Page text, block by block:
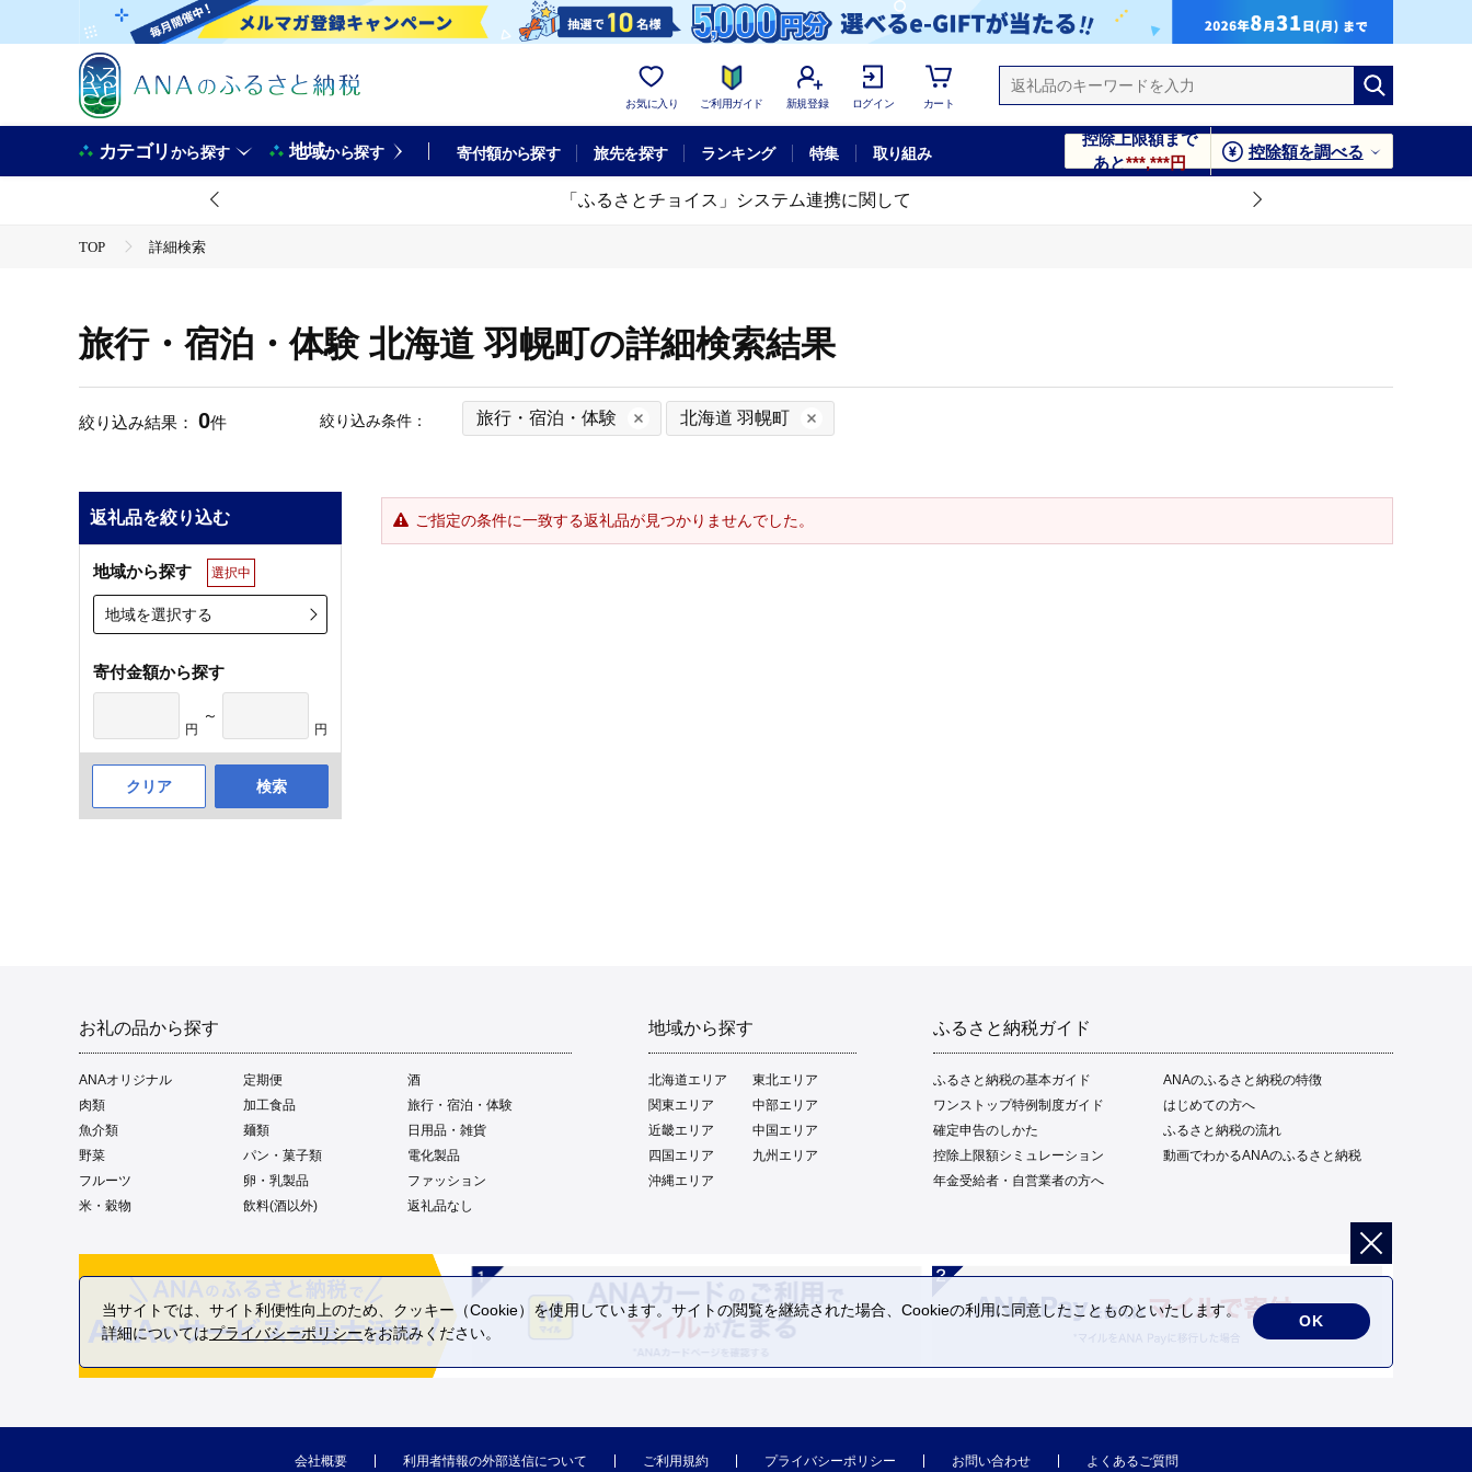
お気に入り ご利用ガイド 新規登録 ログイン カート
カテゴリから探す 地域から探す 寄付額から探す 旅先を探す ランキング 特集 取り組み
控除上限額まで
あと***,***円
控除額を調べる
「ふるさとチョイス」システム連携に関して
TOP 詳細検索
旅行・宿泊・体験 北海道 羽幌町の詳細検索結果
絞り込み結果： 0件 絞り込み条件： 旅行・宿泊・体験 北海道 羽幌町
返礼品を絞り込む
地域から探す 選択中
地域を選択する
寄付金額から探す
円
～
円
クリア 検索
ご指定の条件に一致する返礼品が見つかりませんでした。
お礼の品から探す
ANAオリジナル 定期便
酒
肉類
加工食品
旅行・宿泊・体験
魚介類
麺類
日用品・雑貨
野菜
パン・菓子類
電化製品
フルーツ
卵・乳製品
ファッション
米・穀物
飲料(酒以外) 返礼品なし
地域から探す
北海道エリア
東北エリア
関東エリア
中部エリア
近畿エリア
中国エリア
四国エリア
九州エリア
沖縄エリア
ふるさと納税ガイド
ふるさと納税の基本ガイド
ANAのふるさと納税の特徴
ワンストップ特例制度ガイド
はじめての方へ
確定申告のしかた
ふるさと納税の流れ
控除上限額シミュレーション
動画でわかるANAのふるさと納税
年金受給者・自営業者の方へ
会社概要 利用者情報の外部送信について ご利用規約 プライバシーポリシー お問い合わせ よくあるご質問
当サイトでは、サイト利便性向上のため、クッキー（Cookie）を使用しています。サイトの閲覧を継続された場合、Cookieの利用に同意したことものといたします。
詳細についてはプライバシーポリシーをお読みください。
OK